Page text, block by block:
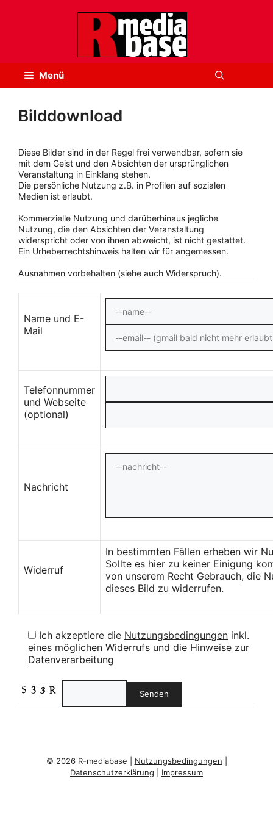
Menü
Bilddownload
Diese Bilder sind in der Regel frei verwendbar, sofern sie
mit dem Geist und den Absichten der ursprünglichen
Veranstaltung in Einklang stehen.
Die persönliche Nutzung z.B. in Profilen auf sozialen
Medien ist erlaubt.
Kommerzielle Nutzung und darüberhinaus jegliche
Nutzung, die den Absichten der Veranstaltung
widerspricht oder von ihnen abweicht, ist nicht gestattet.
Ein Urheberrechtshinweis halten wir für angemessen.
Ausnahmen vorbehalten (siehe auch Widerspruch).
Name und E-
Mail
Telefonnummer
und Webseite
(optional)
Nachricht
Widerruf
In bestimmten Fällen erheben wir
Sollte es hier zu keiner Einigung
von unserem Recht Gebrauch, die
dieses Bild zu widerrufen.
Ich akzeptiere die Nutzungsbedingungen inkl.
eines möglichen Widerrufs und die Hinweise zur
Datenverarbeitung
© 2026 R-mediabase | Nutzungsbedingungen
Datenschutzerklärung
Impressum